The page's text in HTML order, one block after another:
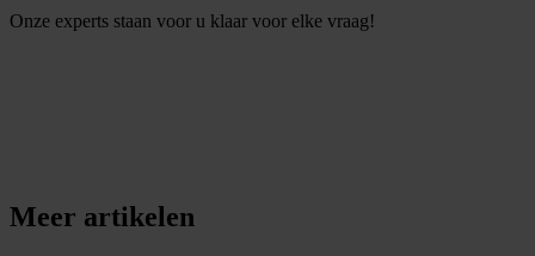
Onze experts staan voor u klaar voor elke vraag!
Meer artikelen